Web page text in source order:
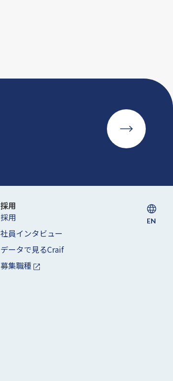
採用
採用
社員インタビュー
データで見るCraif
募集職種
EN